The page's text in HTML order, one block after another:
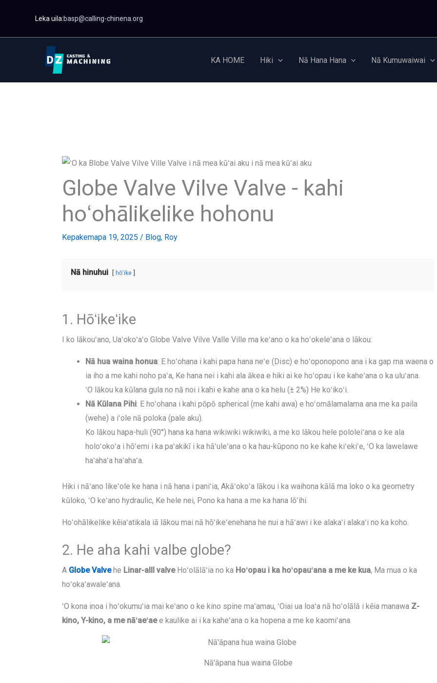
i
Leka uila:basp@calling-chinena.org
KA HOME Hiki Nā Hana Hana Nā Kumuwaiwai
Globe Valve Vilve Valve - kahi
hoʻohālikelike hohonu
Kepakemapa 19, 2025 / Blog, Roy
Nā hinuhui hōʻike
1. Hōʻikeʻike
I ko lākouʻano, Uaʻokoʻaʻo Globe Valve Vilve Valle Ville ma keʻano o ka hoʻokeleʻana o lākou:
Nā hua waina honua: E hoʻohana i kahi papa hana neʻe (Disc) e hoʻoponopono ana i ka gap ma waena o
ia iho a me kahi noho paʻa, Ke hana nei i kahi ala ākea e hiki ai ke hoʻopau i ke kaheʻana o ka uluʻana.
ʻO lākou ka kūlana gula no nā noi i kahi e kahe ana o ka helu (± 2%) He koʻikoʻi.
Nā Kūlana Pihi: E hoʻohana i kahi pōpō spherical (me kahi awa) e hoʻomālamalama ana me ka paila
(wehe) a iʻole nā ​​poloka (pale aku).
Ko lākou hapa-huli (90°) hana ka hana wikiwiki wikiwiki, a me ko lākou hele pololeiʻana o ke ala
holoʻokoʻa i hōʻemi i ka paʻakikī i ka hāʻuleʻana o ka hau-kūpono no ke kahe kiʻekiʻe, ʻO ka lawelawe
haʻahaʻa haʻahaʻa.
Hiki i nāʻano likeʻole ke hana i nā hana i paniʻia, Akāʻokoʻa lākou i ka waihona kālā ma loko o ka geometry
kūloko, ʻO keʻano hydraulic, Ke hele nei, Pono ka hana a me ka hana lōʻihi.
Hoʻohālikelike kēiaʻatikala iā lākou mai nā hōʻikeʻenehana he nui a hāʻawi i ke alakaʻi alakaʻi no ka koho.
2. He aha kahi valbe globe?
A Globe Valvehe Linar-alll valveHoʻolālāʻia no ka Hoʻopau i ka hoʻopauʻana a me ke kua, Ma mua o ka
hoʻokaʻawaleʻana.
ʻO kona inoa i hoʻokumuʻia mai keʻano o ke kino spine maʻamau, ʻOiai ua loaʻa nā hoʻolālā i kēia manawa Z-
kino, Y-kino, a me nāʻaeʻaee kaulike ai i ka kaheʻana o ka hopena a me ke kaomiʻana.
Nā'āpana hua waina Globe